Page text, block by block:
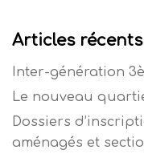
Articles récents
Inter-génération
Le nouveau
Dossiers
aménagés et